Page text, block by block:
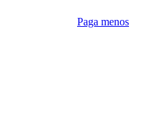
Paga menos